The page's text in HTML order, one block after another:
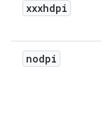
xxxhdpi
nodpi